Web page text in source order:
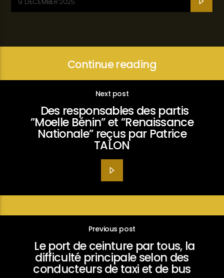
Continue reading
Next post
Des responsables des partis
”Moelle Bénin” et ”Renaissance
Nationale” reçus par Patrice
TALON
Previous post
Le port de ceinture par tous, la
difficulté principale selon des
conducteurs de taxi et de bus